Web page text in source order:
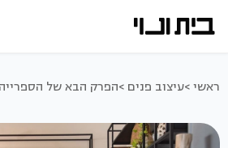
ראשי >עיצוב פנים >הפרק הבא של